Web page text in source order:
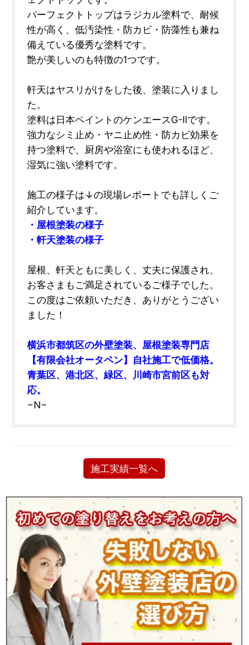
パーフェクトトップはラジカル塗料で、耐候
性が高く、低汚染性・防カビ・防藻性も兼ね
備えている優秀な塗料です。
艶が美しいのも特徴の1つです。
軒天はヤスリがけをした後、塗装に入りまし
た。
塗料は日本ペイントのケンエースG-IIです。
強力なシミ止め・ヤニ止め性・防カビ効果を
持つ塗料で、厨房や浴室にも使われるほど、
湿気に強い塗料です。
施工の様子は↓の現場レポートでも詳しくご
紹介しています。
・屋根塗装の様子
・軒天塗装の様子
屋根、軒天ともに美しく、丈夫に保護され、
お客さまもご満足されているご様子でした。
この度はご依頼いただき、ありがとうござい
ました！
横浜市都筑区の外壁塗装、屋根塗装専門店
【有限会社オータペン】自社施工で低価格。
青葉区、港北区、緑区、川崎市宮前区も対
応。
−N−
施工実績一覧へ